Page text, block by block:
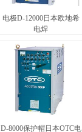
电极D-12000日本欧地希
电焊
D-8000保护帽日本OTC电